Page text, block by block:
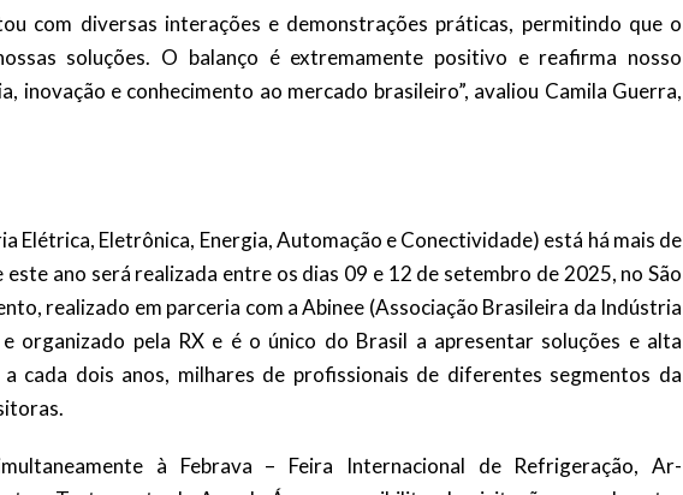
com diversas interações e demonstrações práticas, permitindo que o
soluções. O balanço é extremamente positivo e reafirma nosso
inovação e conhecimento ao mercado brasileiro”, avaliou Camila Guerra,
Elétrica, Eletrônica, Energia, Automação e Conectividade) está há mais de
ano será realizada entre os dias 09 e 12 de setembro de 2025, no São
realizado em parceria com a Abinee (Associação Brasileira da Indústria
organizado pela RX e é o único do Brasil a apresentar soluções e alta
cada dois anos, milhares de profissionais de diferentes segmentos da
à Febrava – Feira Internacional de Refrigeração, Ar-